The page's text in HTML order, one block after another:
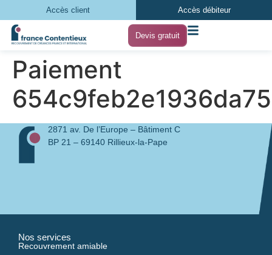
Accès client Accès débiteur
Devis gratuit
Paiement
2871 av. De l’Europe – Bâtiment C
BP 21 – 69140 Rillieux-la-Pape
Nos services
Recouvrement amiable